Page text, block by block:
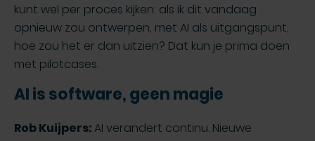
kunt wel per proces kijken: als ik dit vandaag
opnieuw zou ontwerpen, met AI als uitgangspunt,
hoe zou het er dan uitzien? Dat kun je prima doen
met pilotcases.
AI is software, geen magie
Rob Kuijpers:AI verandert continu. Nieuwe